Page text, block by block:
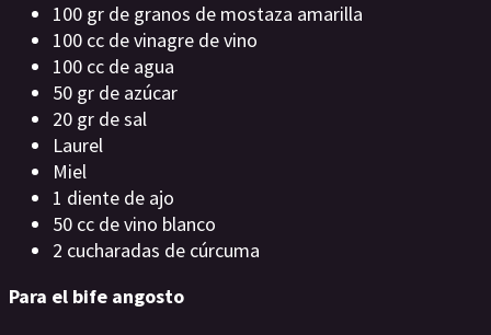
100 gr de granos de mostaza amarilla
100 cc de vinagre de vino
100 cc de agua
50 gr de azúcar
20 gr de sal
Laurel
Miel
1 diente de ajo
50 cc de vino blanco
2 cucharadas de cúrcuma
Para el bife angosto